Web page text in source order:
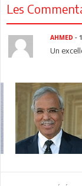
Les
AHMED -
Un